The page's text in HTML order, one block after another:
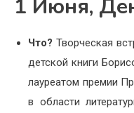
1 Июня,
Что? Творческая
детской книги
лауреатом премии
в области